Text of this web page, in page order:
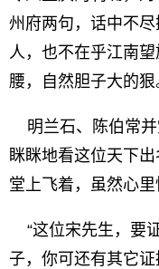
州府两句，话中不
人，也不在乎江南
腰，自然胆子大的狠
明兰石、陈伯常并
眯眯地看这位天下
堂上飞着，虽然心里
“这位宋先生，要
子，你可还有其它